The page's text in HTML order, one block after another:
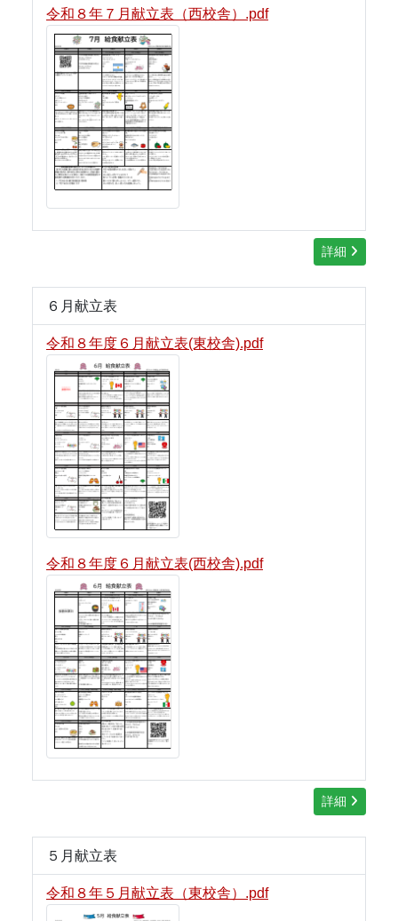
令和８年７月献立表（西校舎）.pdf
詳細
６月献立表
令和８年度６月献立表(東校舎).pdf
令和８年度６月献立表(西校舎).pdf
詳細
５月献立表
令和８年５月献立表（東校舎）.pdf